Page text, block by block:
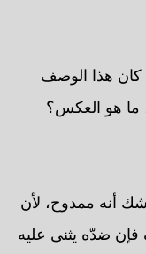
كان هذا الوصف
ما هو العكس؟
شك أنه ممدوح، لأن
فإن ضدّه يثنى عليه